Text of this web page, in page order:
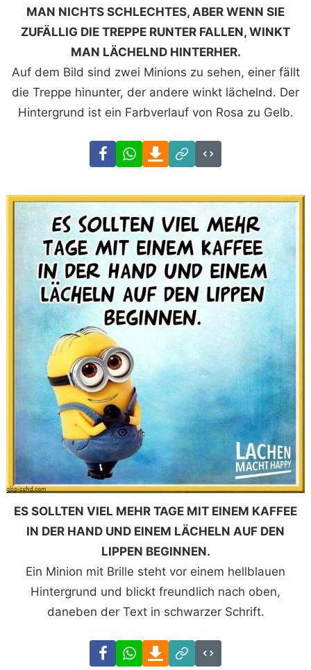
MAN NICHTS SCHLECHTES, ABER WENN SIE
ZUFÄLLIG DIE TREPPE RUNTER FALLEN, WINKT
MAN LÄCHELND HINTERHER.
Auf dem Bild sind zwei Minions zu sehen, einer fällt
die Treppe hinunter, der andere winkt lächelnd. Der
Hintergrund ist ein Farbverlauf von Rosa zu Gelb.
FacebookWhatsAppDownload
Link
Code
ES SOLLTEN VIEL MEHR TAGE MIT EINEM KAFFEE
IN DER HAND UND EINEM LÄCHELN AUF DEN
LIPPEN BEGINNEN.
Ein Minion mit Brille steht vor einem hellblauen
Hintergrund und blickt freundlich nach oben,
daneben der Text in schwarzer Schrift.
FacebookWhatsAppDownload
Link
Code